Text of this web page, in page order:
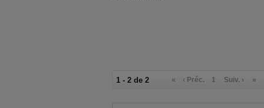
1 - 2 de 2 « ‹ Préc. 1 Suiv. › »